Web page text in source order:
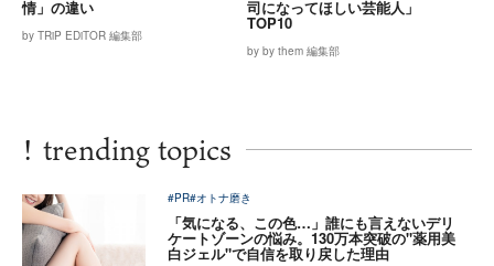
情」の違い
by TRiP EDiTOR 編集部
司になってほしい芸能人」
TOP10
by by them 編集部
! trending topics
#PR#オトナ磨き
「気になる、この色…」誰にも言えないデリ
ケートゾーンの悩み。130万本突破の"薬用美
白ジェル"で自信を取り戻した理由